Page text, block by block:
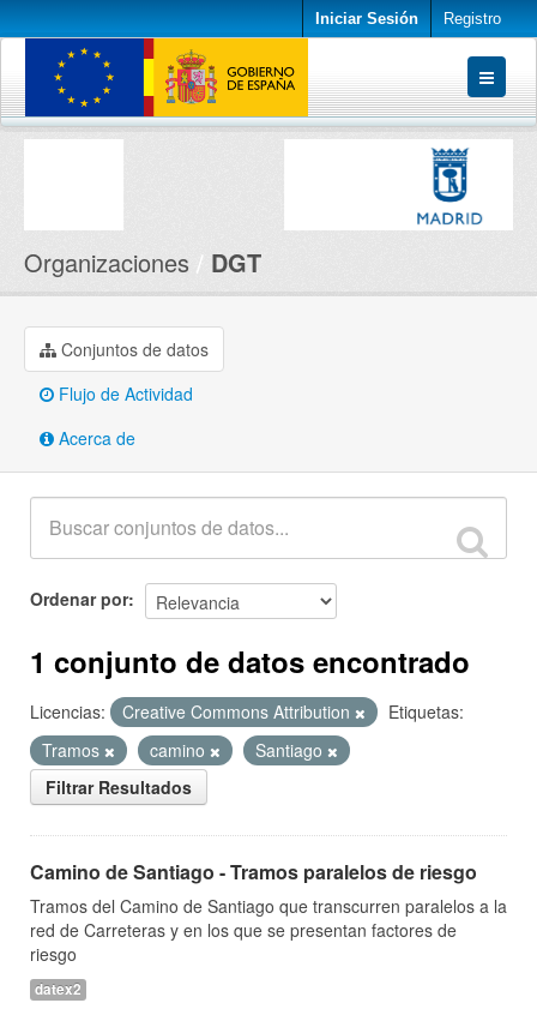
Iniciar Sesión Registro
Conjuntos de datos
Organizaciones DGT
Conjuntos de datos
Flujo de Actividad
Acerca de
Ordenar por
1 conjunto de datos encontrado
Licencias: Creative Commons Attribution
Etiquetas:
Tramos
camino
Santiago
Filtrar Resultados
Camino de Santiago - Tramos paralelos de riesgo
Tramos del Camino de Santiago que transcurren paralelos a la
red de Carreteras y en los que se presentan factores de
riesgo
datex2